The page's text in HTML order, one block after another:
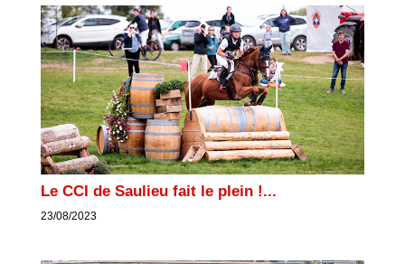
Le CCI de Saulieu fait le plein !...
23/08/2023